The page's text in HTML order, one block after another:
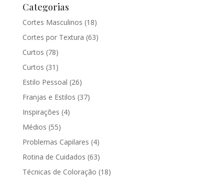
Categorias
Cortes Masculinos (18)
Cortes por Textura (63)
Curtos (78)
Curtos (31)
Estilo Pessoal (26)
Franjas e Estilos (37)
Inspirações (4)
Médios (55)
Problemas Capilares (4)
Rotina de Cuidados (63)
Técnicas de Coloração (18)